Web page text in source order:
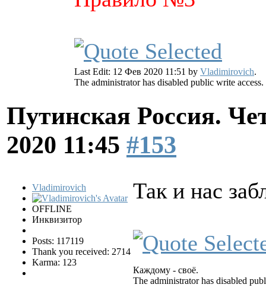
Last Edit: 12 Фев 2020 11:51 by Vladimirovich.
The administrator has disabled public write access.
Путинская Россия.
2020 11:45 #153
Vladimirovich
OFFLINE
Инквизитор
Posts: 117119
Thank you received: 2714
Karma: 123
Так и нас
Каждому - своё.
The administrator has disabled